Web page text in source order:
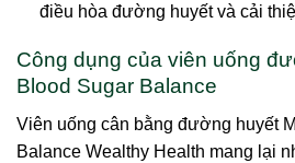
điều hòa đường huyết và cải
Công dụng của viên uống
Blood Sugar Balance
Viên uống cân bằng đường huyết
Balance Wealthy Health mang lại